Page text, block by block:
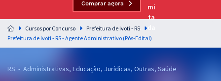
Residências Multiprofissionais
Preparação completa e intensiva para as principais
residências em saúde do Brasil
Comprar agora
Cursos por Concurso
Prefeitura de Ivoti - RS
Prefeitura de Ivoti - RS - Agente Administrativo (Pós-Edital)
RS - Administrativas, Educação, Jurídicas, Outras, Saúde